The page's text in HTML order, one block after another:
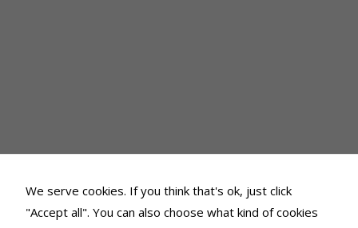
We serve cookies. If you think that's ok, just click
"Accept all". You can also choose what kind of cookies